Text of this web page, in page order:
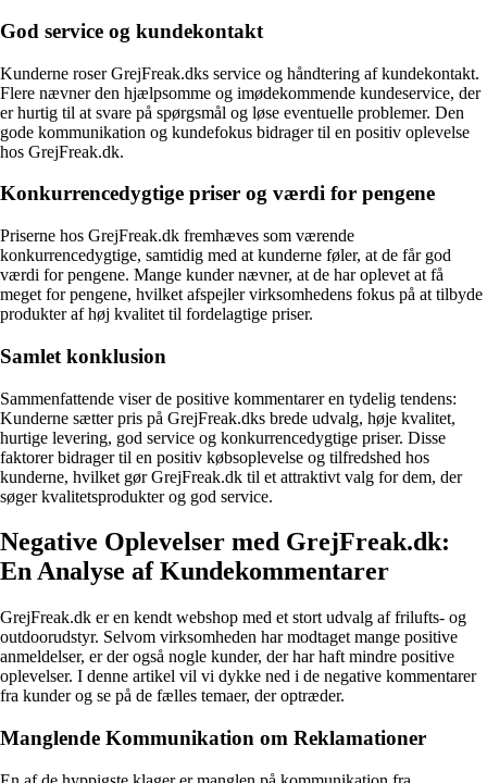
God service og kundekontakt
Kunderne roser GrejFreak.dks service og håndtering af kundekontakt.
Flere nævner den hjælpsomme og imødekommende kundeservice, der
er hurtig til at svare på spørgsmål og løse eventuelle problemer. Den
gode kommunikation og kundefokus bidrager til en positiv oplevelse
hos GrejFreak.dk.
Konkurrencedygtige priser og værdi for pengene
Priserne hos GrejFreak.dk fremhæves som værende
konkurrencedygtige, samtidig med at kunderne føler, at de får god
værdi for pengene. Mange kunder nævner, at de har oplevet at få
meget for pengene, hvilket afspejler virksomhedens fokus på at tilbyde
produkter af høj kvalitet til fordelagtige priser.
Samlet konklusion
Sammenfattende viser de positive kommentarer en tydelig tendens:
Kunderne sætter pris på GrejFreak.dks brede udvalg, høje kvalitet,
hurtige levering, god service og konkurrencedygtige priser. Disse
faktorer bidrager til en positiv købsoplevelse og tilfredshed hos
kunderne, hvilket gør GrejFreak.dk til et attraktivt valg for dem, der
søger kvalitetsprodukter og god service.
Negative Oplevelser med GrejFreak.dk:
En Analyse af Kundekommentarer
GrejFreak.dk er en kendt webshop med et stort udvalg af frilufts- og
outdoorudstyr. Selvom virksomheden har modtaget mange positive
anmeldelser, er der også nogle kunder, der har haft mindre positive
oplevelser. I denne artikel vil vi dykke ned i de negative kommentarer
fra kunder og se på de fælles temaer, der optræder.
Manglende Kommunikation om Reklamationer